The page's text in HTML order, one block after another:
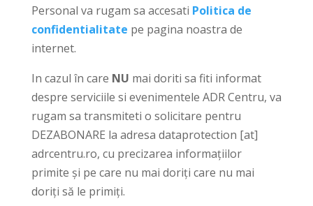
Personal va rugam sa accesati Politica de
confidentialitate pe pagina noastra de
internet.
In cazul în care NU mai doriti sa fiti informat
despre serviciile si evenimentele ADR Centru, va
rugam sa transmiteti o solicitare pentru
DEZABONARE la adresa dataprotection [at]
adrcentru.ro, cu precizarea informațiilor
primite și pe care nu mai doriți care nu mai
doriți să le primiți.